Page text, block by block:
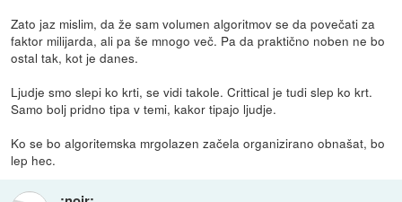
Zato jaz mislim, da že sam volumen algoritmov se da povečati za
faktor milijarda, ali pa še mnogo več. Pa da praktično noben ne bo
ostal tak, kot je danes.
Ljudje smo slepi ko krti, se vidi takole. Crittical je tudi slep ko krt.
Samo bolj pridno tipa v temi, kakor tipajo ljudje.
Ko se bo algoritemska mrgolazen začela organizirano obnašat, bo
lep hec.